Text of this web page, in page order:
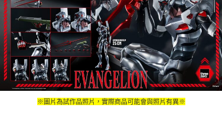
※圖片為試作品照片，實際商品可能會與照片有異※